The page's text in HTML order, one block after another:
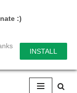
:)
INSTALL